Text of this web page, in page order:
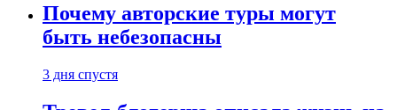
Почему авторские туры могут
быть небезопасны
3 дня спустя